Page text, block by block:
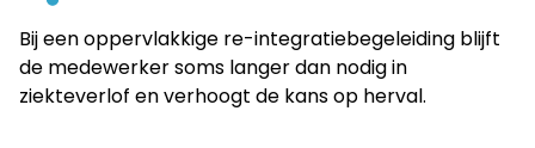
Bij een oppervlakkige re-integratiebegeleiding blijft
de medewerker soms langer dan nodig in
ziekteverlof en verhoogt de kans op herval.